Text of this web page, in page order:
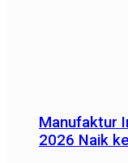
Manufaktur
2026 Naik